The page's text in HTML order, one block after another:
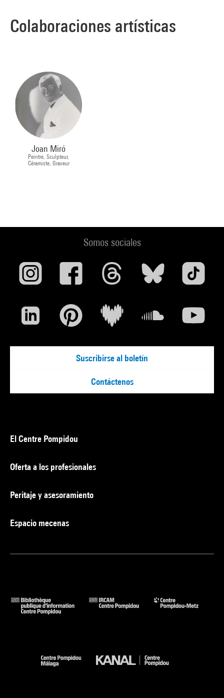
Colaboraciones artísticas
Joan Miró
Peintre, Sculpteur,
Céramiste, Graveur
Somos sociales
Suscribirse al boletín
Contáctenos
El Centre Pompidou
Oferta a los profesionales
Peritaje y asesoramiento
Espacio mecenas